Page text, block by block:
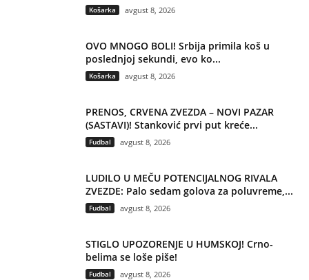
Košarka avgust 8, 2026
OVO MNOGO BOLI! Srbija primila koš u
poslednjoj sekundi, evo ko...
Košarka avgust 8, 2026
PRENOS, CRVENA ZVEZDA – NOVI PAZAR
(SASTAVI)! Stanković prvi put kreće...
Fudbal avgust 8, 2026
LUDILO U MEČU POTENCIJALNOG RIVALA
ZVEZDE: Palo sedam golova za poluvreme,...
Fudbal avgust 8, 2026
STIGLO UPOZORENJE U HUMSKOJ! Crno-
belima se loše piše!
Fudbal avgust 8, 2026